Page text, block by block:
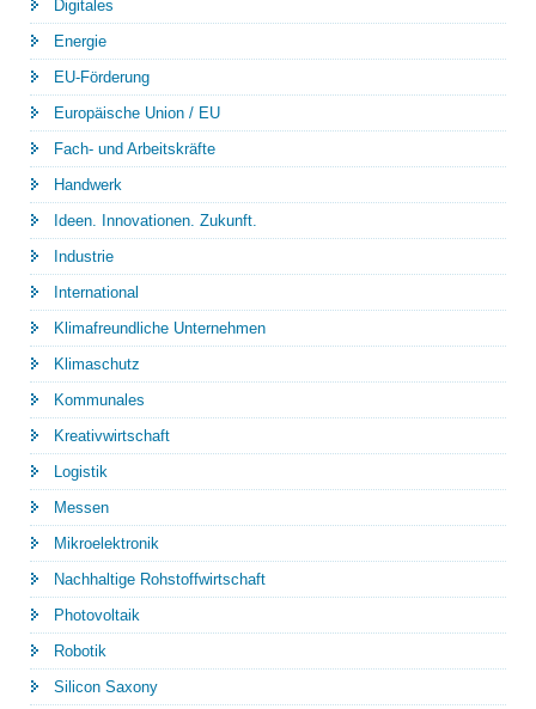
Digitales
Energie
EU-Förderung
Europäische Union / EU
Fach- und Arbeitskräfte
Handwerk
Ideen. Innovationen. Zukunft.
Industrie
International
Klimafreundliche Unternehmen
Klimaschutz
Kommunales
Kreativwirtschaft
Logistik
Messen
Mikroelektronik
Nachhaltige Rohstoffwirtschaft
Photovoltaik
Robotik
Silicon Saxony